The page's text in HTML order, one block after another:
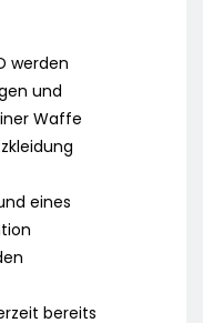
werden
und
Waffe
eines
bereits